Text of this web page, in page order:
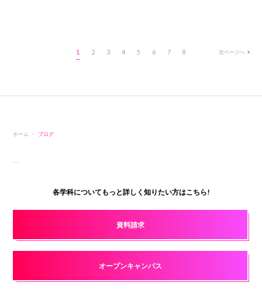
1 2 3 4 5 6 7 8 次ページへ
ホーム ブログ
各学科についてもっと詳しく知りたい方はこちら!
資料請求
オープンキャンパス